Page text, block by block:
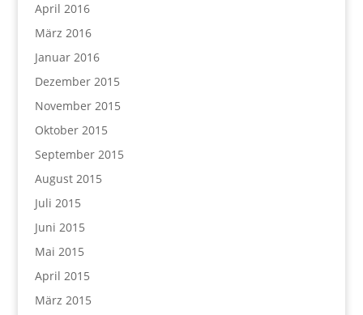
April 2016
März 2016
Januar 2016
Dezember 2015
November 2015
Oktober 2015
September 2015
August 2015
Juli 2015
Juni 2015
Mai 2015
April 2015
März 2015